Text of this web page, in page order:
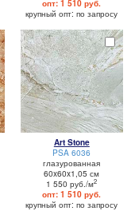
опт: 1 510 руб.
крупный опт: по запросу
Art Stone
PSA 6036
глазурованная
60x60x1,05 см
1 550 руб./м2
опт: 1 510 руб.
крупный опт: по запросу